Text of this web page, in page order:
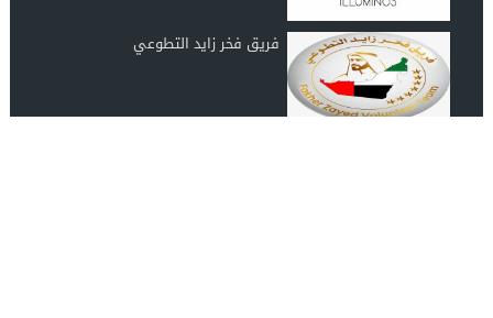
فريق فخر زايد التطوعي